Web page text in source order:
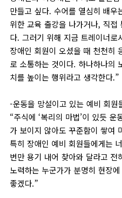
만들고 싶다. 수어를 열심히 배우
위한 교육 출강을 나가거나, 직접
다. 그러기 위해 지금 트레이너
장애인 회원이 오셨을 때 천천히
로 소통하는 것이다. 하나하나의
치를 높이는 행위라고 생각한다.”
-운동을 망설이고 있는 예비 회원
“주식에 ‘복리의 마법’이 있듯
가 보이지 않아도 꾸준함이 쌓여
특히 장애인 예비 회원들에게는
번만 용기 내어 찾아와 달라고 전
노력하는 누군가가 분명히 현장
좋겠다.”